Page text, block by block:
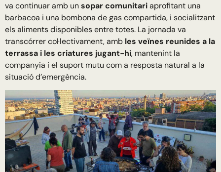
va continuar amb unsopar comunitariaprofitant una
barbacoa i una bombona de gas compartida, i socialitzant
els aliments disponibles entre totes. La jornada va
transcórrer col·lectivament, amb les veïnes reunides a la
terrassa i les criatures jugant-hi, mantenint la
companyia i el suport mutu com a resposta natural a la
situació d’emergència.